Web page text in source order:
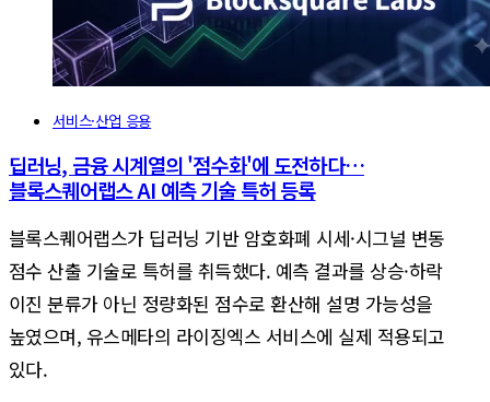
서비스·산업 응용
딥러닝, 금융 시계열의 '점수화'에 도전하다…
블록스퀘어랩스 AI 예측 기술 특허 등록
블록스퀘어랩스가 딥러닝 기반 암호화폐 시세·시그널 변동
점수 산출 기술로 특허를 취득했다. 예측 결과를 상승·하락
이진 분류가 아닌 정량화된 점수로 환산해 설명 가능성을
높였으며, 유스메타의 라이징엑스 서비스에 실제 적용되고
있다.